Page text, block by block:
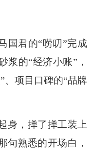
国君的“唠叨”完成
浆的“经济小账”，
、项目口碑的“品牌
身，掸了掸工装上
句熟悉的开场白，